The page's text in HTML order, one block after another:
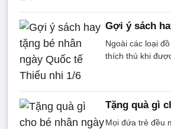
Gợi ý sách
Ngoài các loại
thích thú khi
Tặng quà gì
Mọi đứa trẻ đều